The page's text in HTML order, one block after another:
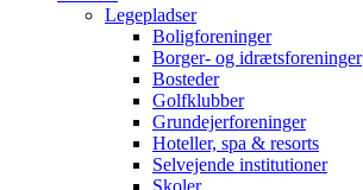
Legepladser
Boligforeninger
Borger- og idrætsforeninger
Bosteder
Golfklubber
Grundejerforeninger
Hoteller, spa & resorts
Selvejende institutioner
Skoler